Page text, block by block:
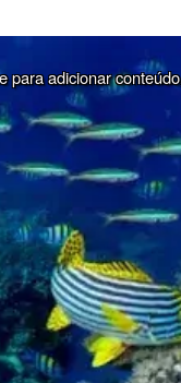
para adicionar